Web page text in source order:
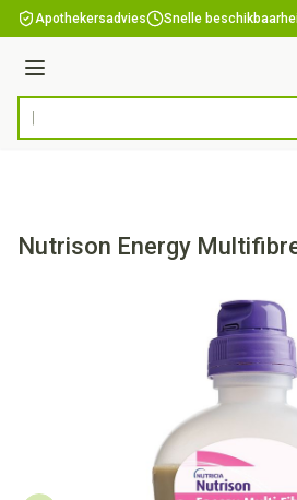
Ga naar de inhoud
Apothekersadvies Snelle
Menu
Product, merk, categorie...
Nutrison Energy